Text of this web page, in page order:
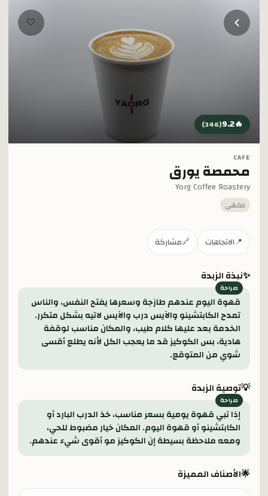
تخطي إلى المحتوى الرئيسي
🤍
🔥
9.2
(
346
)
CAFE
محمصة يورق
Yorg Coffee Roastery
مقهى
📍الاتجاهات 🔗مشاركة
✨نبذة الزبدة
قهوة اليوم عندهم طازجة وسعرها يفتح النفس، والناس
تمدح الكابتشينو والآيس درب والآيس لاتيه بشكل متكرر.
الخدمة بعد عليها كلام طيب، والمكان مناسب لوقفة
هادية، بس الكوكيز قد ما يعجب الكل لأنه يطلع أقسى
شوي من المتوقع.
💡توصية الزبدة
إذا تبي قهوة يومية بسعر مناسب، خذ الدرب البارد أو
الكابتشينو أو قهوة اليوم. المكان خيار مضبوط للحي،
ومعه ملاحظة بسيطة إن الكوكيز مو أقوى شيء عندهم.
🌟الأصناف المميزة